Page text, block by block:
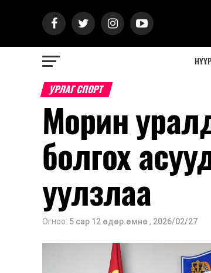
НҮҮР
УРЛАГ СПОРТ
Морин
болгох
уулзлаа
Огноо: 5 сар 12 өдөр.өмнө , 2026/02/27